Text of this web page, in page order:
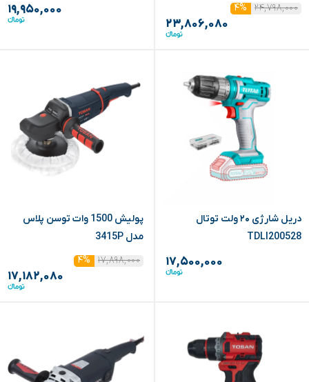
۲۴,۷۹۸,۰۰۰
۴%
۲۳,۸۰۶,۰۸۰
۱۹,۹۵۰,۰۰۰
دریل شارژی ۲۰ ولت توتال
TDLI200528
۱۷,۵۰۰,۰۰۰
پولیش 1500 وات توسن پلاس
مدل 3415P
۱۷,۸۹۸,۰۰۰
۴%
۱۷,۱۸۲,۰۸۰